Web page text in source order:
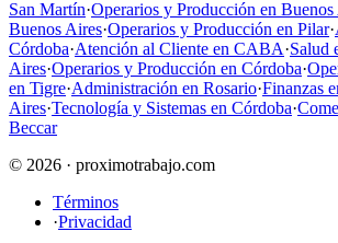
San Martín·Operarios y Producción en Buenos
Buenos Aires·Operarios y Producción en Pilar·
Córdoba·Atención al Cliente en CABA·Salud
Aires·Operarios y Producción en Córdoba·
en Tigre·Administración en Rosario·Finanzas
Aires·Tecnología y Sistemas en Córdoba·
Beccar
© 2026 · proximotrabajo.com
Términos
·Privacidad